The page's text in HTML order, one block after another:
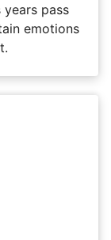
pass
emotions